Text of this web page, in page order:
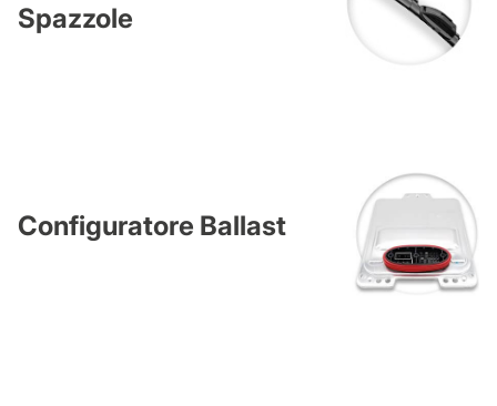
Spazzole
Configuratore Ballast